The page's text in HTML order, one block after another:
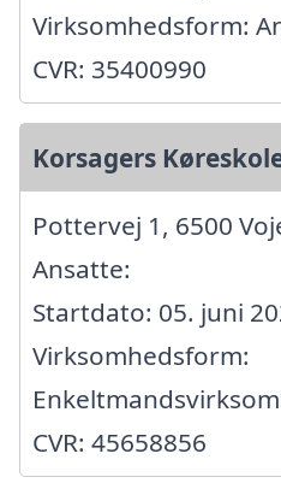
Virksomhedsform:
CVR: 35400990
Korsagers
Pottervej 1, 6500
Ansatte:
Startdato: 05. juni
Virksomhedsform:
CVR: 45658856